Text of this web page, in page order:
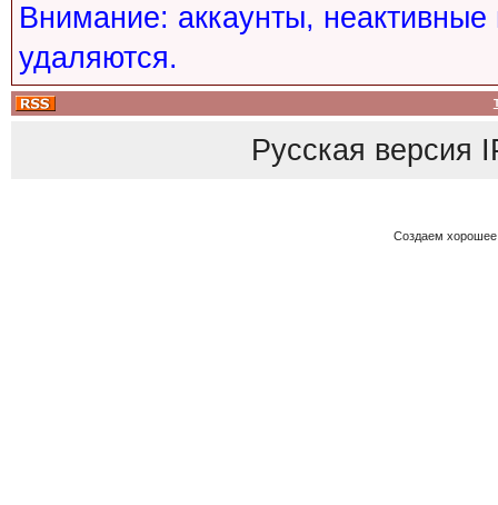
Внимание: аккаунты,
удаляются.
Русская версия
Создаем